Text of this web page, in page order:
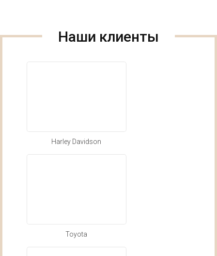
Наши клиенты
Harley Davidson
Toyota